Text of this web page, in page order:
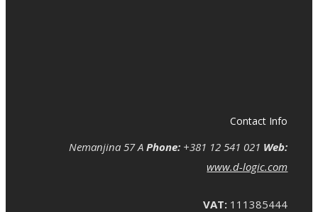
Contact Info
Nemanjina 57 A Phone: +381 12 541 021 Web:
www.d-logic.com
VAT: 111385444